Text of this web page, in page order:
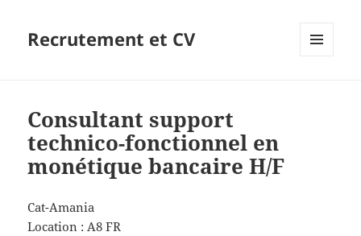
Recrutement et CV
Consultant support
technico-fonctionnel en
monétique bancaire H/F
Cat-Amania
Location :A8 FR